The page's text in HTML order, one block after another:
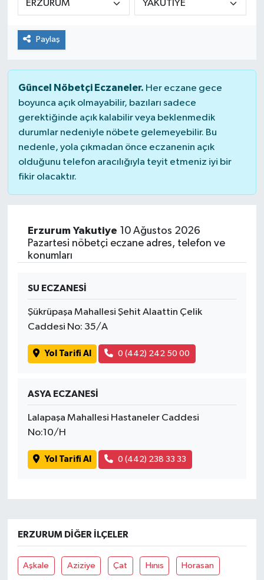
Paylaş
Güncel Nöbetçi Eczaneler. Her eczane gece
boyunca açık olmayabilir, bazıları sadece
gerektiğinde açık kalabilir veya beklenmedik
durumlar nedeniyle nöbete gelemeyebilir. Bu
nedenle, yola çıkmadan önce eczanenin açık
olduğunu telefon aracılığıyla teyit etmeniz iyi bir
fikir olacaktır.
Erzurum Yakutiye 10 Ağustos 2026
Pazartesi nöbetçi eczane adres, telefon ve
konumları
SU ECZANESİ
Şükrüpaşa Mahallesi Şehit Alaattin Çelik
Caddesi No: 35/A
Yol Tarifi Al 0 (442) 242 50 00
ASYA ECZANESİ
Lalapaşa Mahallesi Hastaneler Caddesi
No:10/H
Yol Tarifi Al 0 (442) 238 33 33
ERZURUM DIĞER İLÇELER
Aşkale Aziziye Çat Hınıs Horasan
Teknoloji
Okul Gazetesi